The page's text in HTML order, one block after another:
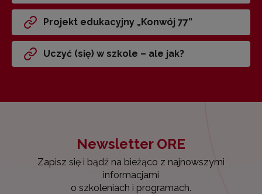
Projekt edukacyjny „Konwój 77”
Uczyć (się) w szkole – ale jak?
Newsletter ORE
Zapisz się i bądź na bieżąco z najnowszymi
informacjami
o szkoleniach i programach.